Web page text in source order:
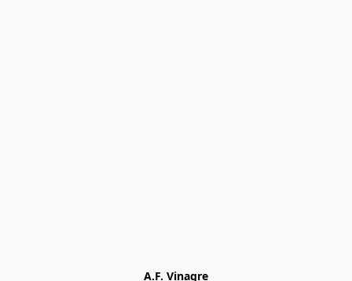
A.F. Vinagre